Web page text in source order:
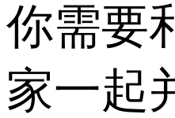
你需要
家一起